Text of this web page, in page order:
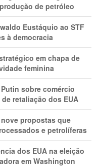
de petróleo
Eustáquio ao STF
à democracia
em chapa de
feminina
sobre comércio
retaliação dos EUA
propostas que
e petrolíferas
dos EUA na eleição
em Washington